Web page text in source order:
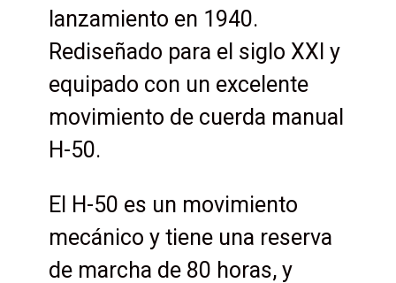
lanzamiento en 1940.
Rediseñado para el siglo XXI y
equipado con un excelente
movimiento de cuerda manual
H-50.
El H-50 es un movimiento
mecánico y tiene una reserva
de marcha de 80 horas, y